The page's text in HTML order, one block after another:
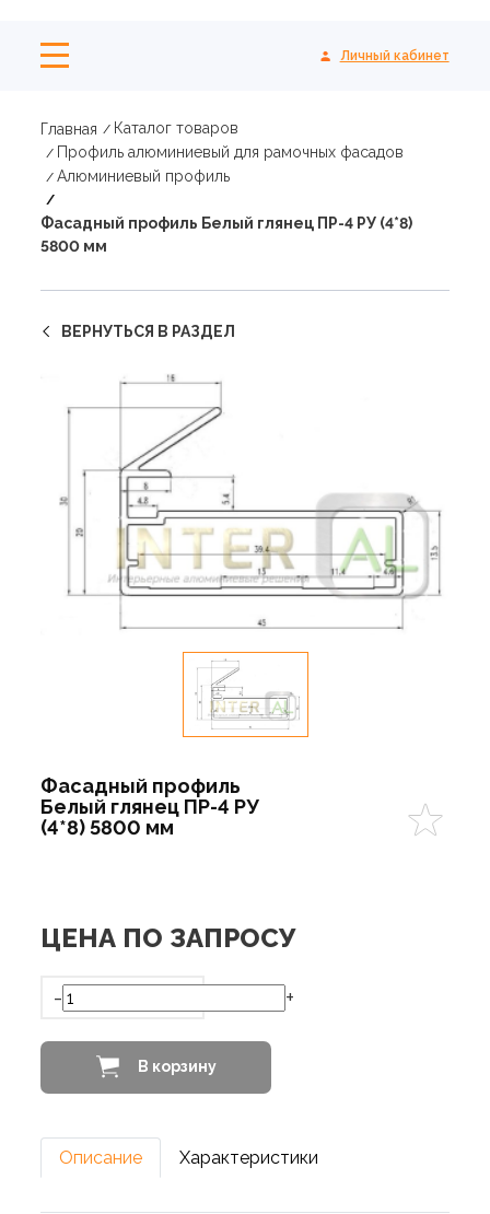
Личный кабинет
Главная
Каталог товаров
Профиль алюминиевый для рамочных фасадов
Алюминиевый профиль
Фасадный профиль Белый глянец ПР-4 РУ (4*8)
5800 мм
ВЕРНУТЬСЯ В РАЗДЕЛ
Фасадный профиль
Белый глянец ПР-4 РУ
(4*8) 5800 мм
ЦЕНА ПО ЗАПРОСУ
- +
В корзину
Описание Характеристики